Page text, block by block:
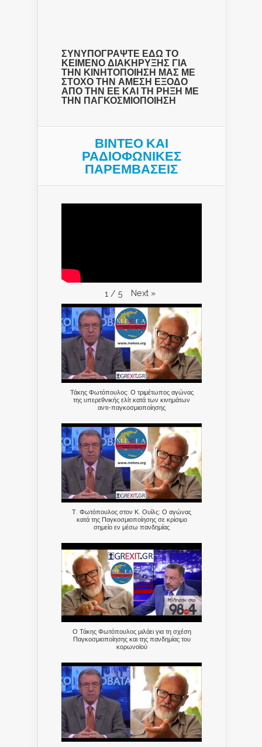
ΣΥΝΥΠΟΓΡΑΨΤΕ ΕΔΩ ΤΟ
ΚΕΙΜΕΝΟ ΔΙΑΚΗΡΥΞΗΣ ΓΙΑ
ΤΗΝ ΚΙΝΗΤΟΠΟΙΗΣΗ ΜΑΣ ΜΕ
ΣΤΟΧΟ ΤΗΝ ΑΜΕΣΗ ΕΞΟΔΟ
ΑΠΟ ΤΗΝ ΕΕ ΚΑΙ ΤΗ ΡΗΞΗ ΜΕ
ΤΗΝ ΠΑΓΚΟΣΜΙΟΠΟΙΗΣΗ
ΒΙΝΤΕΟ ΚΑΙ
ΡΑΔΙΟΦΩΝΙΚΕΣ
ΠΑΡΕΜΒΑΣΕΙΣ
1 / 5 Next »
Τάκης Φωτόπουλος: Ο τριμέτωπος αγώνας
της υπερεθνικής ελίτ κατά των κινημάτων
αντι-παγκοσμιοποίησης
Τ. Φωτόπουλος στον Κ. Ουίλς: Ο αγώνας
κατά της Παγκοσμιοποίησης σε κρίσιμο
σημείο εν μέσω πανδημίας
Ο Τάκης Φωτόπουλος μιλάει για τη σχέση
Παγκοσμιοποίησης και της πανδημίας του
κορωνοϊού